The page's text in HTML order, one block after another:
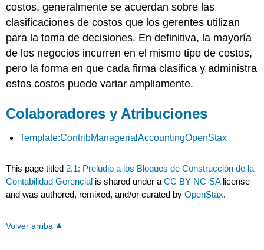
costos, generalmente se acuerdan sobre las
clasificaciones de costos que los gerentes utilizan
para la toma de decisiones. En definitiva, la mayoría
de los negocios incurren en el mismo tipo de costos,
pero la forma en que cada firma clasifica y administra
estos costos puede variar ampliamente.
Colaboradores y Atribuciones
Template:ContribManagerialAccountingOpenStax
This page titled 2.1: Preludio a los Bloques de Construcción de la
Contabilidad Gerencial is shared under aCC BY-NC-SA license
and was authored, remixed, and/or curated byOpenStax.
Volver arriba